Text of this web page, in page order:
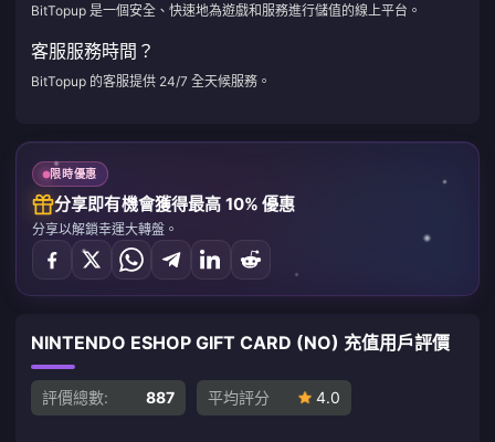
BitTopup 是一個安全、快速地為遊戲和服務進行儲值的線上平台。
客服服務時間？
BitTopup 的客服提供 24/7 全天候服務。
限時優惠
分享即有機會獲得最高 10% 優惠
分享以解鎖幸運大轉盤。
NINTENDO ESHOP GIFT CARD (NO) 充值用戶評價
評價總數: 887 平均評分 4.0